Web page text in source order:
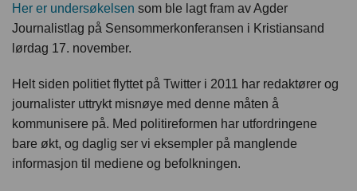
Her er undersøkelsen som ble lagt fram av Agder
Journalistlag på Sensommerkonferansen i Kristiansand
lørdag 17. november.
Helt siden politiet flyttet på Twitter i 2011 har redaktører og
journalister uttrykt misnøye med denne måten å
kommunisere på. Med politireformen har utfordringene
bare økt, og daglig ser vi eksempler på manglende
informasjon til mediene og befolkningen.